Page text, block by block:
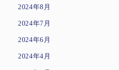
2024年8月
2024年7月
2024年6月
2024年4月